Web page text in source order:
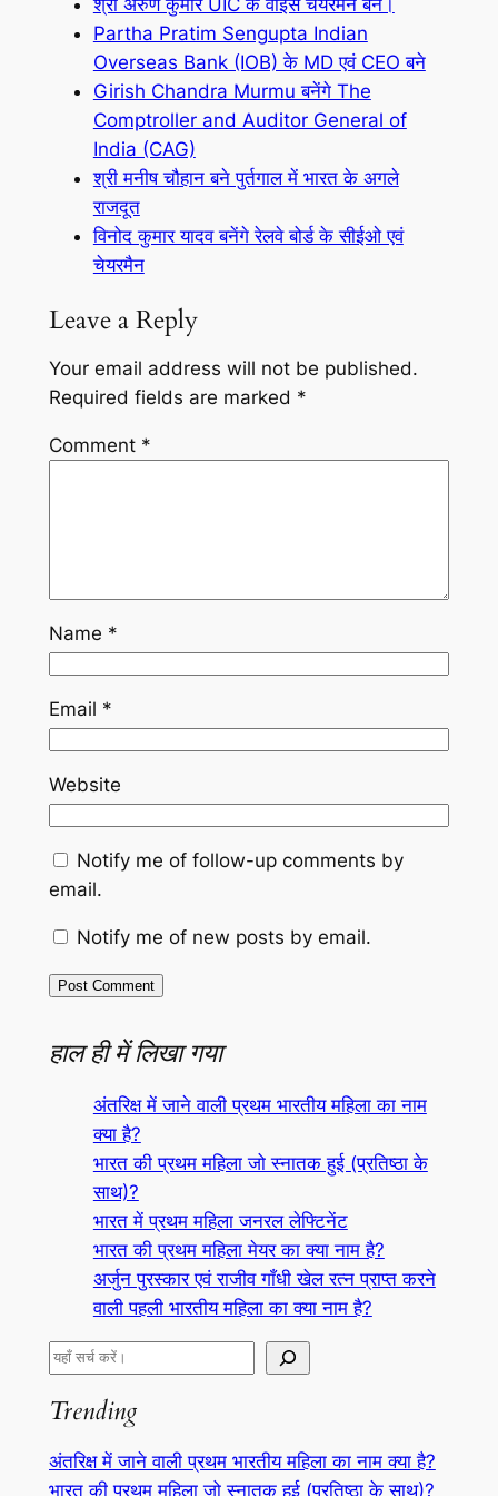
श्री अरुण कुमार UIC के वाइस चेयरमैन बने।
Partha Pratim Sengupta Indian
Overseas Bank (IOB) के MD एवं CEO बने
Girish Chandra Murmu बनेंगे The
Comptroller and Auditor General of
India (CAG)
श्री मनीष चौहान बने पुर्तगाल में भारत के अगले
राजदूत
विनोद कुमार यादव बनेंगे रेलवे बोर्ड के सीईओ एवं
चेयरमैन
Leave a Reply
Your email address will not be published.
Required fields are marked *
Comment *
Name *
Email *
Website
Notify me of follow-up comments by
email.
Notify me of new posts by email.
हाल ही में लिखा गया
अंतरिक्ष में जाने वाली प्रथम भारतीय महिला का नाम
क्या है?
भारत की प्रथम महिला जो स्नातक हुई (प्रतिष्ठा के
साथ)?
भारत में प्रथम महिला जनरल लेफ्टिनेंट
भारत की प्रथम महिला मेयर का क्या नाम है?
अर्जुन पुरस्कार एवं राजीव गाँधी खेल रत्न प्राप्त करने
वाली पहली भारतीय महिला का क्या नाम है?
S
a
c
Trending
अंतरिक्ष में जाने वाली प्रथम भारतीय महिला का नाम क्या है?
भारत की प्रथम महिला जो स्नातक हुई (प्रतिष्ठा के साथ)?